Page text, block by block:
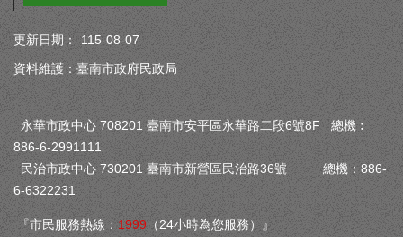
更新日期：
115-08-07
資料維護：臺南市政府民政局
永華市政中心 708201 臺南市安平區永華路二段6號8F 總機︰
886-6-2991111
民治市政中心 730201 臺南市新營區民治路36號 總機：886-
6-6322231
『市民服務熱線： 1999 （24小時為您服務）』